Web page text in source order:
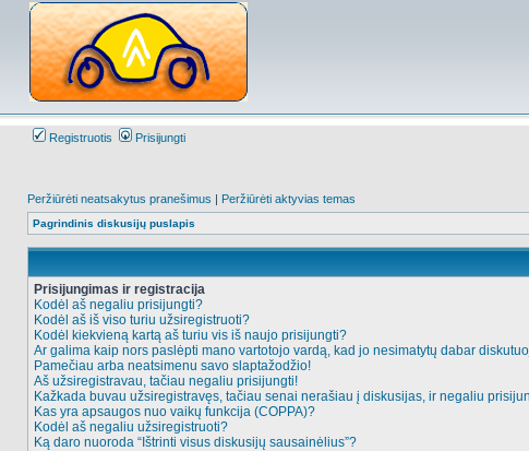
Registruotis Prisijungti
Peržiūrėti neatsakytus pranešimus | Peržiūrėti aktyvias temas
Pagrindinis diskusijų puslapis
Prisijungimas ir registracija
Kodėl aš negaliu prisijungti?
Kodėl aš iš viso turiu užsiregistruoti?
Kodėl kiekvieną kartą aš turiu vis iš naujo prisijungti?
Ar galima kaip nors paslėpti mano vartotojo vardą, kad jo nesimatytų dabar
Pamečiau arba neatsimenu savo slaptažodžio!
Aš užsiregistravau, tačiau negaliu prisijungti!
Kažkada buvau užsiregistravęs, tačiau senai nerašiau į diskusijas, ir negaliu
Kas yra apsaugos nuo vaikų funkcija (COPPA)?
Kodėl aš negaliu užsiregistruoti?
Ką daro nuoroda “Ištrinti visus diskusijų sausainėlius”?